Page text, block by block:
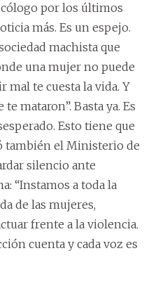
por los últimos
más. Es un espejo.
machista que
una mujer no puede
mal te cuesta la vida. Y
mataron”. Basta ya. Es
Esto tiene que
también el Ministerio de
silencio ante
“Instamos a toda la
de las mujeres,
frente a la violencia.
cuenta y cada voz es